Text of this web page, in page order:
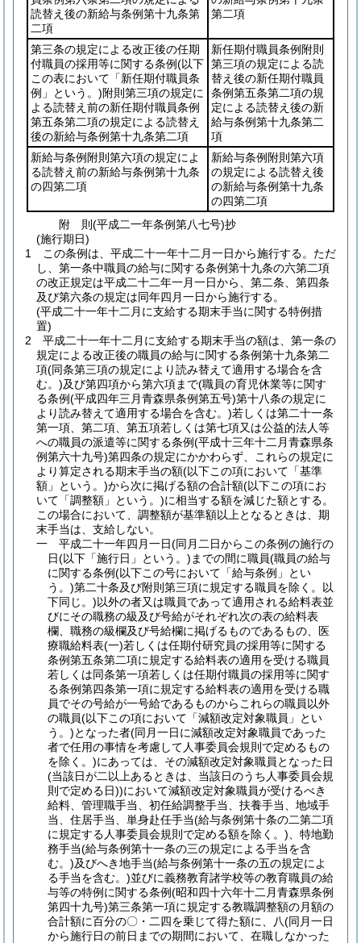
読替え後の新給与条例第十九条第
二項
第二項
第三条の規定による改正後の任期
付職員の採用等に関する条例(以下
この表において「新任期付職員条
例」という。)附則第三項の規定に
よる読替え前の新任期付職員条例
第五条第二項の規定による読替え
後の新給与条例第十九条第二項
新任期付職員条例附則
第三項の規定による読
替え後の新任期付職員
条例第五条第二項の規
定による読替え後の新
給与条例第十九条第二
項
新給与条例附則第六項の規定によ
る読替え前の新給与条例第十九条
の四第二項
新給与条例附則第六項
の規定による読替え後
の新給与条例第十九条
の四第二項
附 則(平成二一年条例第八七号)抄
(施行期日)
1
この条例は、平成二十一年十二月一日から施行する。 ただ
し、第一条中職員の給与に関する条例第十九条の六第二項
の改正規定は平成二十二年一月一日から、第二条、第四条
及び第六条の規定は同年四月一日から施行する。
(平成二十一年十二月に支給する期末手当に関する特例措
置)
2
平成二十一年十二月に支給する期末手当の額は、第一条の
規定による改正後の職員の給与に関する条例第十九条第二
項(同条第三項の規定により読み替えて適用する場合を含
む。)及び第四項から第六項まで(職員の育児休業等に関す
る条例(平成四年三月青森県条例第五号)第十八条の規定に
より読み替えて適用する場合を含む。)若しくは第二十一条
第一項、第二項、第五項若しくは第七項又は公益的法人等
への職員の派遣等に関する条例(平成十三年十二月青森県条
例第六十九号)第四条の規定にかかわらず、これらの規定に
より算定される期末手当の額(以下この項において「基準
額」という。)から次に掲げる額の合計額(以下この項にお
いて「調整額」という。)に相当する額を減じた額とする。
この場合において、調整額が基準額以上となるときは、期
末手当は、支給しない。
一
平成二十一年四月一日(同月二日からこの条例の施行の
日(以下「施行日」という。) までの間に職員(職員の給与
に関する条例(以下この号において「給与条例」とい
う。)第二十条及び附則第三項に規定する職員を除く。以
下同じ。)以外の者又は職員であって適用される給料表並
びにその職務の級及び号給がそれぞれ次の表の給料表
欄、職務の級欄及び号給欄に掲げるものであるもの、医
療職給料表(一)若しくは任期付研究員の採用等に関する
条例第五条第二項に規定する給料表の適用を受ける職員
若しくは同条第一項若しくは任期付職員の採用等に関す
る条例第四条第一項に規定する給料表の適用を受ける職
員でその号給が一号給であるものからこれらの職員以外
の職員(以下この項において「減額改定対象職員」とい
う。)となった者(同月一日に減額改定対象職員であった
者で任用の事情を考慮して人事委員会規則で定めるもの
を除く。)にあっては、その減額改定対象職員となった日
(当該日が二以上あるときは、当該日のうち人事委員会規
則で定める日))において減額改定対象職員が受けるべき
給料、管理職手当、初任給調整手当、扶養手当、地域手
当、住居手当、単身赴任手当(給与条例第十条の二第二項
に規定する人事委員会規則で定める額を除く。) 、特地勤
務手当(給与条例第十一条の三の規定による手当を含
む。)及びへき地手当(給与条例第十一条の五の規定によ
る手当を含む。)並びに義務教育諸学校等の教育職員の給
与等の特例に関する条例(昭和四十六年十二月青森県条例
第四十九号)第三条第一項に規定する教職調整額の月額の
合計額に百分の〇・二四を乗じて得た額に、八(同月一日
から施行日の前日までの期間において、在職しなかった